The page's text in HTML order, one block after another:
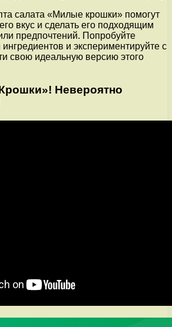
салата «Милые крошки» помогут
вкус и сделать его подходящим
предпочтений. Попробуйте
и экспериментируйте с
свою идеальную версию этого
Невероятно